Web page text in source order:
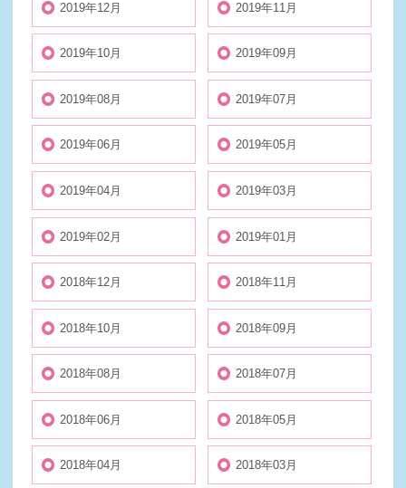
2019年12月 2019年11月
2019年10月 2019年09月
2019年08月 2019年07月
2019年06月 2019年05月
2019年04月 2019年03月
2019年02月 2019年01月
2018年12月 2018年11月
2018年10月 2018年09月
2018年08月 2018年07月
2018年06月 2018年05月
2018年04月 2018年03月